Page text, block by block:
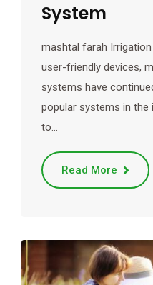
System
mashtal farah
user-friendly devices,
systems have
popular systems in the
to…
Read More